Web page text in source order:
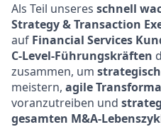
Als Teil unseres schnell
Strategy & Transaction
auf Financial Services
C-Level-Führungskräften
zusammen, um
meistern, agile
voranzutreiben und
gesamten M&A-